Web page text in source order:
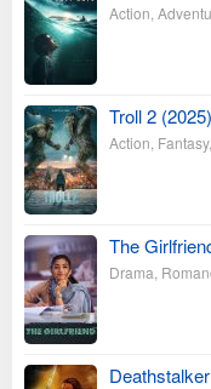
Action
Troll 2
Action Fantasy,
The
Drama